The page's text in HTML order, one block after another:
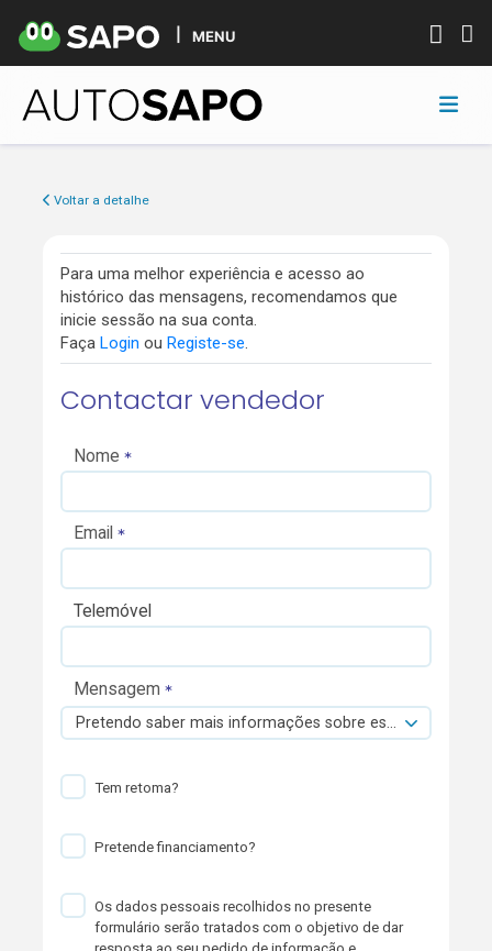
MENU
Voltar a detalhe
Para uma melhor experiência e acesso ao
histórico das mensagens, recomendamos que
inicie sessão na sua conta.
Faça Login ou Registe-se.
Contactar vendedor
Nome
Email
Telemóvel
Mensagem
Pretendo saber mais informações sobre esta viatura.
Tem retoma?
Pretende financiamento?
Os dados pessoais recolhidos no presente
formulário serão tratados com o objetivo de dar